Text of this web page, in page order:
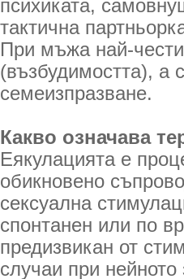
психиката,
тактична
При мъжа най-
(възбудимостта), а
семеизпразване.
Какво означава
Еякулацията е
обикновено
сексуална
спонтанен или по
предизвикан от
случаи при нейното